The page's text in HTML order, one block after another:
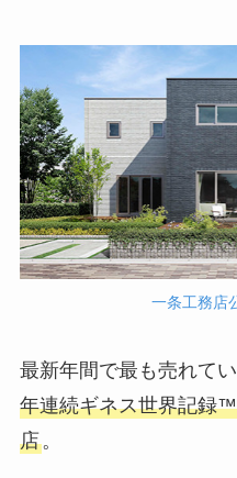
一条工務店
最新年間で最も売れて
年連続ギネス世界記録
店。